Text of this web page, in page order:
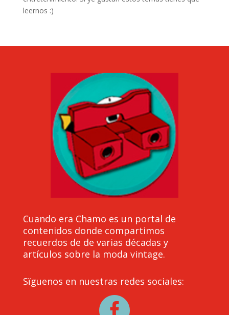
leernos :)
Cuando era Chamo es un portal de
contenidos donde compartimos
recuerdos de de varias décadas y
artículos sobre la moda vintage.
Sïguenos en nuestras redes sociales: